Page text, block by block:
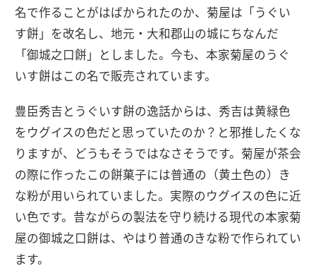
名で作ることがはばかられたのか、菊屋は「うぐい
す餅」を改名し、地元・大和郡山の城にちなんだ
「御城之口餅」としました。今も、本家菊屋のうぐ
いす餅はこの名で販売されています。
豊臣秀吉とうぐいす餅の逸話からは、秀吉は黄緑色
をウグイスの色だと思っていたのか？と邪推したくな
りますが、どうもそうではなさそうです。菊屋が茶会
の際に作ったこの餅菓子には普通の（黄土色の）き
な粉が用いられていました。実際のウグイスの色に近
い色です。昔ながらの製法を守り続ける現代の本家菊
屋の御城之口餅は、やはり普通のきな粉で作られてい
ます。